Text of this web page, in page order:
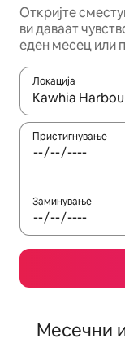
Откријте
ви даваат
еден месец или
Локација
Кога
Пристигнување
Заминување
Месечни